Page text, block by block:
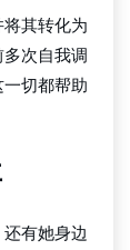
其转化为
次自我调
切都帮助
有她身边